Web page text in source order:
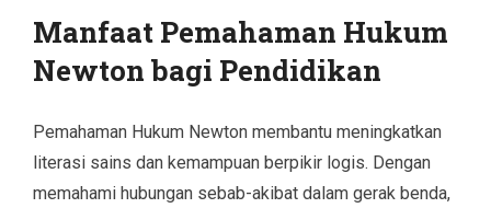
Manfaat Pemahaman Hukum
Newton bagi Pendidikan
Pemahaman Hukum Newton membantu meningkatkan
literasi sains dan kemampuan berpikir logis. Dengan
memahami hubungan sebab-akibat dalam gerak benda,